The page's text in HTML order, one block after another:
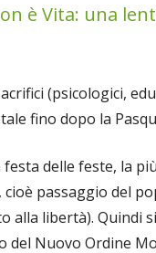
è Vita: una
(psicologici,
fino dopo la
delle feste, la
cioè passaggio del
alla libertà). Quindi
del Nuovo Ordine